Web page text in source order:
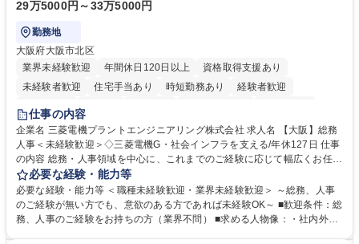
29万5000円～33万5000円
勤務地
大阪府大阪市北区
業界未経験歓迎
年間休日120日以上
資格取得支援あり
未経験者歓迎
住宅手当あり 時短勤務あり
経験者歓迎
退職金あり
駅近5分以内
土日祝休み 服装自由 寮・社宅あり 食事補助あり
仕事の内容
企業名 三菱電機プラントエンジニアリング株式会社 求人名 【大阪】総務
人事＜未経験歓迎＞◇三菱電機G・社会インフラを支える/年休127日 仕事
の内容 総務・人事領域を中心に、これまでのご経験に応じて幅広くお任せ
します。 ＜具体的には＞ ・総務/人事労務（給与・社保・勤怠管理など）
・採用・教育研修 ・福利厚生運用 など ※基本的には事務所勤務ですが、
採用や教育等の業務内容により、関西圏以外への日帰り・宿泊を伴う国内
出張もございます。 ※担当業務を持ちつつ、お互いに助け合いながら、総
必要な経験・能力等
必要な経験・能力等 ＜職種未経験歓迎・業界未経験歓迎＞ ～総務、人事
のご経験が無い方でも、意欲のある方であれば未経験OK～ ■歓迎条件：総
務、人事のご経験をお持ちの方（業界不問） ■求める人物像：・社内外の